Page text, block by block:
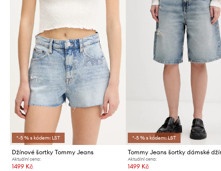
*-5 % s kódem: LST
Džínové šortky Tommy Jeans
Aktuální cena:
1499 Kč
*-5 % s kódem: LST
Tommy Jeans šortky dámské
Aktuální cena:
1499 Kč